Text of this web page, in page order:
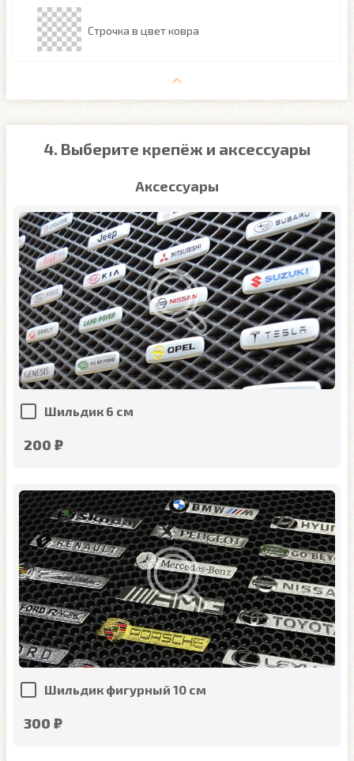
Строчка в цвет ковра
4. Выберите крепёж и аксессуары
Аксессуары
Шильдик 6 см
200 ₽
Шильдик фигурный 10 см
300 ₽